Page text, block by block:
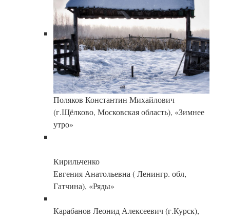
Поляков Константин Михайлович
(г.Щёлково, Московская область), «Зимнее
утро»
Кирильченко
Евгения Анатольевна ( Ленингр. обл,
Гатчина), «Ряды»
Карабанов Леонид Алексеевич (г.Курск),